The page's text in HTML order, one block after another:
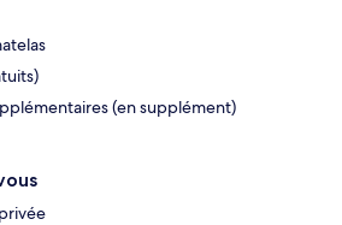
(en supplément)